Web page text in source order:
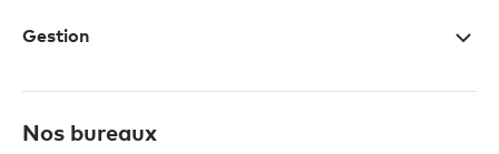
Gestion
Nos bureaux